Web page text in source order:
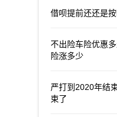
借呗提前还还是
不出险车险优惠
险涨多少
严打到2020年结
束了